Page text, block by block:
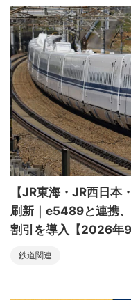
【JR東海・JR西日本
刷新｜e5489と連携
割引を導入【2026年9
鉄道関連